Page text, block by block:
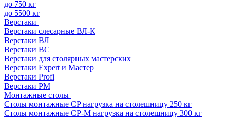
до 750 кг
до 5500 кг
Верстаки
Верстаки слесарные ВЛ-К
Верстаки ВЛ
Верстаки ВС
Верстаки для столярных мастерских
Верстаки Expert и Мастер
Верстаки Profi
Верстаки РМ
Монтажные столы
Столы монтажные СP нагрузка на столешницу 250 кг
Столы монтажные СР-М нагрузка на столешницу 300 кг